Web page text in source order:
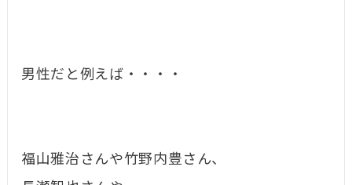
男性だと例えば・・・・
福山雅治さんや竹野内豊さん、